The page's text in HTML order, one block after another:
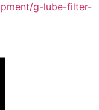
g-lube-filter-